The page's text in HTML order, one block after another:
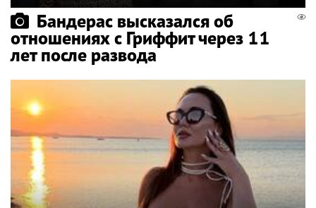
Бандерас высказался об
отношениях с Гриффит через 11
лет после развода